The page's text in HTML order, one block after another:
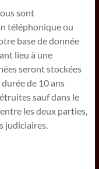
sont
téléphonique ou
base de donnée
lieu à une
seront stockées
de 10 ans
sauf dans le
les deux parties,
judiciaires.